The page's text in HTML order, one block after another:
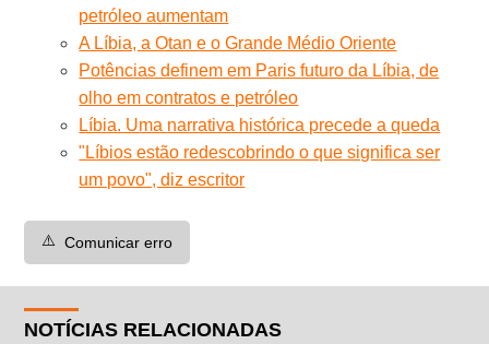
petróleo aumentam
A Líbia, a Otan e o Grande Médio Oriente
Potências definem em Paris futuro da Líbia, de
olho em contratos e petróleo
Líbia. Uma narrativa histórica precede a queda
"Líbios estão redescobrindo o que significa ser
um povo", diz escritor
⚠️ Comunicar erro
NOTÍCIAS RELACIONADAS